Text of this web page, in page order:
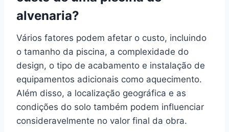
alvenaria?
Vários fatores podem afetar o custo, incluindo
o tamanho da piscina, a complexidade do
design, o tipo de acabamento e instalação de
equipamentos adicionais como aquecimento.
Além disso, a localização geográfica e as
condições do solo também podem influenciar
consideravelmente no valor final da obra.